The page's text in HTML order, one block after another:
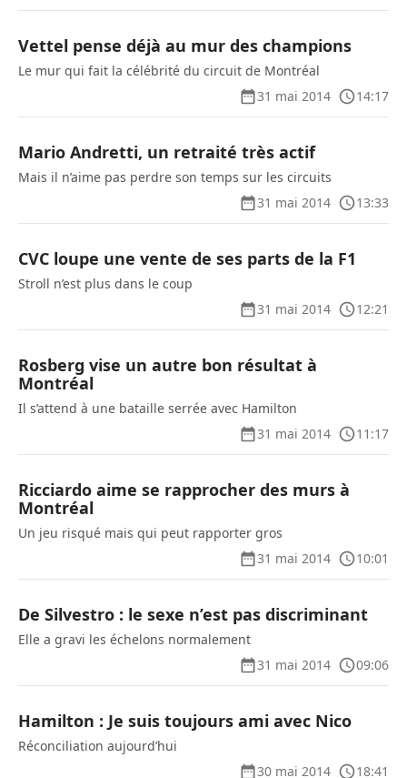
Vettel pense déjà au mur des champions
Le mur qui fait la célébrité du circuit de Montréal
31 mai 2014
14:17
Mario Andretti, un retraité très actif
Mais il n’aime pas perdre son temps sur les circuits
31 mai 2014
13:33
CVC loupe une vente de ses parts de la F1
Stroll n’est plus dans le coup
31 mai 2014
12:21
Rosberg vise un autre bon résultat à
Montréal
Il s’attend à une bataille serrée avec Hamilton
31 mai 2014
11:17
Ricciardo aime se rapprocher des murs à
Montréal
Un jeu risqué mais qui peut rapporter gros
31 mai 2014
10:01
De Silvestro : le sexe n’est pas discriminant
Elle a gravi les échelons normalement
31 mai 2014
09:06
Hamilton : Je suis toujours ami avec Nico
Réconciliation aujourd’hui
30 mai 2014
18:41